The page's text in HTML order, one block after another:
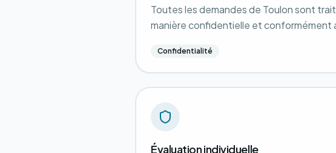
Toutes les demandes de Toulon sont
manière confidentielle et conformément
Confidentialité
Évaluation individuelle